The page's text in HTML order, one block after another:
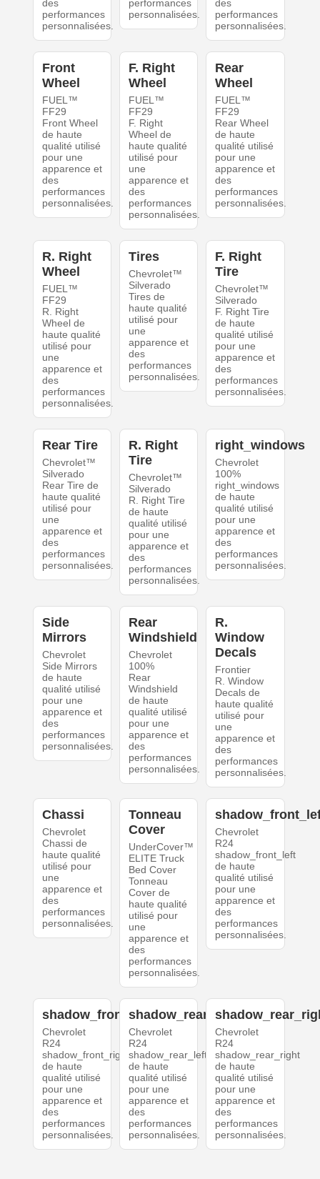
des
performances
personnalisées.
performances
personnalisées.
des
performances
personnalisées.
Front
Wheel
FUEL™
FF29
Front Wheel
de haute
qualité utilisé
pour une
apparence et
des
performances
personnalisées.
F. Right
Wheel
FUEL™
FF29
F. Right
Wheel de
haute qualité
utilisé pour
une
apparence et
des
performances
personnalisées.
Rear
Wheel
FUEL™
FF29
Rear Wheel
de haute
qualité utilisé
pour une
apparence et
des
performances
personnalisées.
R. Right
Wheel
FUEL™
FF29
R. Right
Wheel de
haute qualité
utilisé pour
une
apparence et
des
performances
personnalisées.
Tires
Chevrolet™
Silverado
Tires de
haute qualité
utilisé pour
une
apparence et
des
performances
personnalisées.
F. Right
Tire
Chevrolet™
Silverado
F. Right Tire
de haute
qualité utilisé
pour une
apparence et
des
performances
personnalisées.
Rear Tire
Chevrolet™
Silverado
Rear Tire de
haute qualité
utilisé pour
une
apparence et
des
performances
personnalisées.
R. Right
Tire
Chevrolet™
Silverado
R. Right Tire
de haute
qualité utilisé
pour une
apparence et
des
performances
personnalisées.
right_windows
Chevrolet
100%
right_windows
de haute
qualité utilisé
pour une
apparence et
des
performances
personnalisées.
Side
Mirrors
Chevrolet
Side Mirrors
de haute
qualité utilisé
pour une
apparence et
des
performances
personnalisées.
Rear
Windshield
Chevrolet
100%
Rear
Windshield
de haute
qualité utilisé
pour une
apparence et
des
performances
personnalisées.
R.
Window
Decals
Frontier
R. Window
Decals de
haute qualité
utilisé pour
une
apparence et
des
performances
personnalisées.
Chassi
Chevrolet
Chassi de
haute qualité
utilisé pour
une
apparence et
des
performances
personnalisées.
Tonneau
Cover
UnderCover™
ELITE Truck
Bed Cover
Tonneau
Cover de
haute qualité
utilisé pour
une
apparence et
des
performances
personnalisées.
Chevrolet
R24
shadow_front_left
de haute
qualité utilisé
pour une
apparence et
des
performances
personnalisées.
shadow_front_right
Chevrolet
R24
shadow_front_right
de haute
qualité utilisé
pour une
apparence et
des
performances
personnalisées.
shadow_rear_left
Chevrolet
R24
shadow_rear_left
de haute
qualité utilisé
pour une
apparence et
des
performances
personnalisées.
Chevrolet
R24
shadow_rear_right
de haute
qualité utilisé
pour une
apparence et
des
performances
personnalisées.